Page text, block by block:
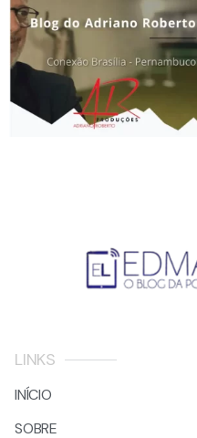
LINKS
INÍCIO
SOBRE